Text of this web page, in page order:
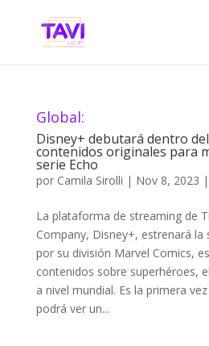
Global:
Disney+ debutará dentro
contenidos originales para
serie Echo
por Camila Sirolli | Nov 8, 2023 |
La plataforma de streaming de
Company, Disney+, estrenará la
por su división Marvel Comics,
contenidos sobre superhéroes,
a nivel mundial. Es la primera
podrá ver un...